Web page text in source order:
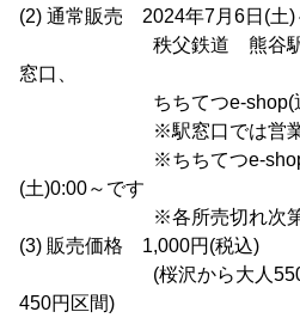
(2) 通常販売 2024年7月6日(土)
秩父鉄道 熊谷駅、長
窓口、
ちちてつe-shop(通
※駅窓口では営業時間
※ちちてつe-shopでの
(土)0:00～です
※各所売切れ次第
(3) 販売価格 1,000円(税込)
(桜沢から大人550円区
450円区間)